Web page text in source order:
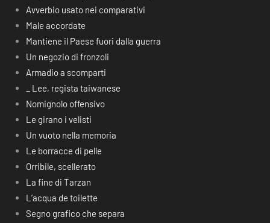
Avverbio usato nei comparativi
Male accordate
Mantiene il Paese fuori dalla guerra
Un negozio di fronzoli
Armadio a scomparti
_ Lee, regista taiwanese
Nomignolo offensivo
Le girano i velisti
Un vuoto nella memoria
Le borracce di pelle
Orribile, scellerato
La fine di Tarzan
L’acqua de toilette
Segno grafico che separa